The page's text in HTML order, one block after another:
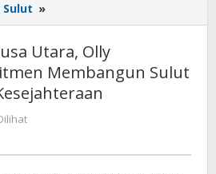
Sulut »
Warga
Utara,
Olly
Teguhkan
dengan
Utara, Olly
Membangun Sulut